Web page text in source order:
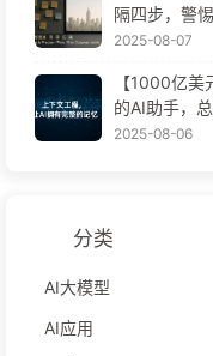
隔四步，警
慢慢学AI170
2025-08-07
【1000亿
的AI助手，
现90%性能
2025-08-06
分类
AI大模型
AI应用